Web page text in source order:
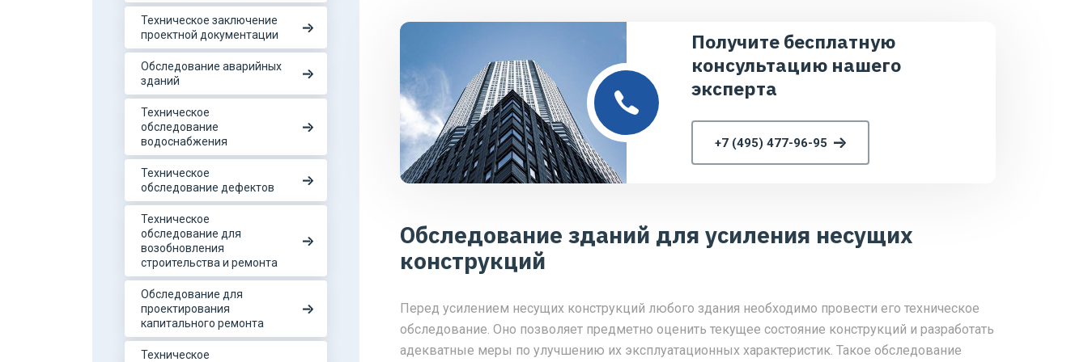
Техническое заключение
проектной документации
Обследование аварийных
зданий
Техническое
обследование
водоснабжения
Техническое
обследование дефектов
Техническое
обследование для
возобновления
строительства и ремонта
Обследование для
проектирования
капитального ремонта
Техническое
Получите бесплатную
консультацию нашего
эксперта
+7 (495) 477-96-95
Обследование зданий для усиления несущих
конструкций
Перед усилением несущих конструкций любого здания необходимо провести его техническое
обследование. Оно позволяет предметно оценить текущее состояние конструкций и разработать
адекватные меры по улучшению их эксплуатационных характеристик. Такое обследование